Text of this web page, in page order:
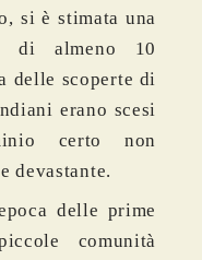
si è stimata una
di almeno 10
delle scoperte di
erano scesi
certo non
devastante.
delle prime
comunità